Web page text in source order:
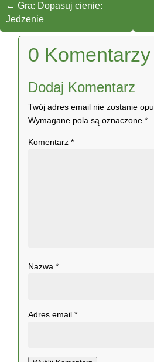
← Gra: Dopasuj cienie:
Jedzenie
0 Komentarzy
Dodaj Komentarz
Twój adres email nie zostanie
Wymagane pola są oznaczone*
Komentarz*
Nazwa*
Adres email*